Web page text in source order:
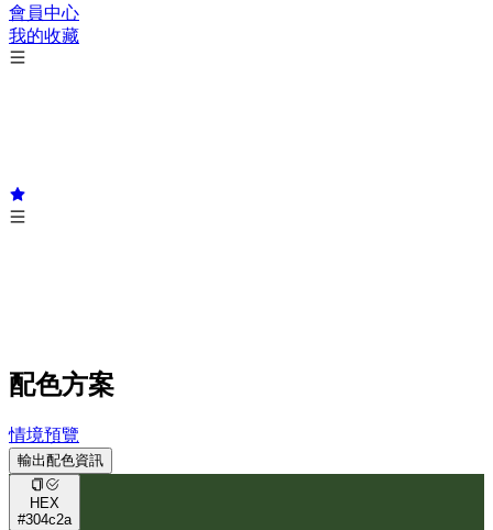
會員中心
我的收藏
配色方案
情境預覽
輸出配色資訊
HEX
#304c2a